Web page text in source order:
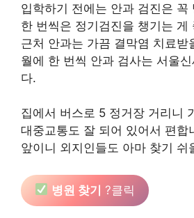
입학하기 전에는 안과 검진은 꼭
한 번씩은 정기검진을 챙기는 게
근처 안과는 가끔 결막염 치료받
월에 한 번씩 안과 검사는 서울
다.
집에서 버스로 5 정거장 거리니
대중교통도 잘 되어 있어서 편합
앞이니 외지인들도 아마 찾기 쉬
병원 찾기 ?클릭